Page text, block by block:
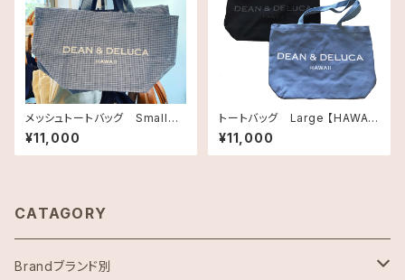
メッシュトートバッグ Smallサ
イズ《HAWAII限定》DEAN＆DE
LUCA ディーン＆デルーカ ハワ
イ 送料無料
¥11,000
トートバッグ Large 【HAWAII
直輸入】《ハワイ限定》DEAN&D
ELUCA ディーンアンドデルーカ
ROYAL HAWAIIAN LIMITED
¥11,000
CATAGORY
Brandブランド別